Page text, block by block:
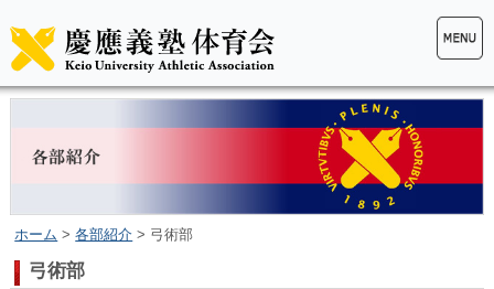
ホーム >各部紹介 > 弓術部
弓術部